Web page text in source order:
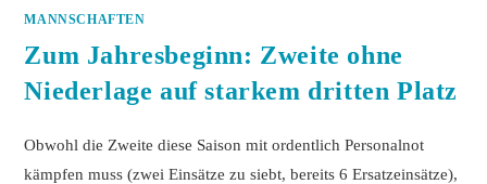
MANNSCHAFTEN
Zum Jahresbeginn: Zweite ohne
Niederlage auf starkem dritten Platz
Obwohl die Zweite diese Saison mit ordentlich Personalnot
kämpfen muss (zwei Einsätze zu siebt, bereits 6 Ersatzeinsätze),